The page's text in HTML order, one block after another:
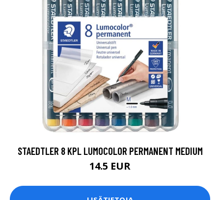
STAEDTLER 8 KPL LUMOCOLOR PERMANENT MEDIUM
14.5 EUR